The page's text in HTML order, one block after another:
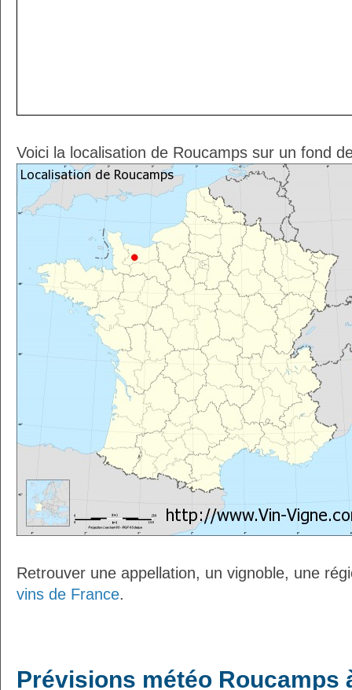
Voici la localisation de Roucamps sur un fond
Retrouver une appellation, un vignoble, une
vins de France.
Prévisions météo Roucamps